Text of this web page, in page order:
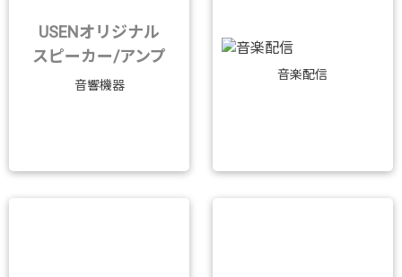
USENオリジナル
スピーカー/アンプ
音響機器
音楽配信